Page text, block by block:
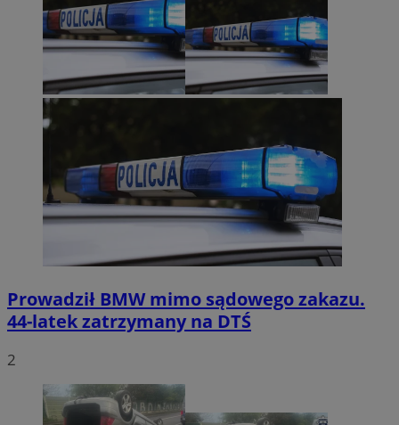
Prowadził BMW mimo sądowego zakazu.
44-latek zatrzymany na DTŚ
2